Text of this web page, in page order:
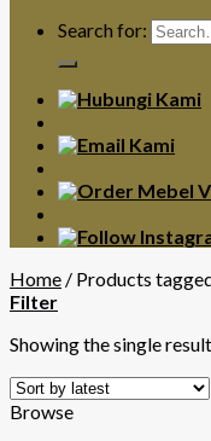
Search for:
Home / Products
Filter
Showing the single result
Browse